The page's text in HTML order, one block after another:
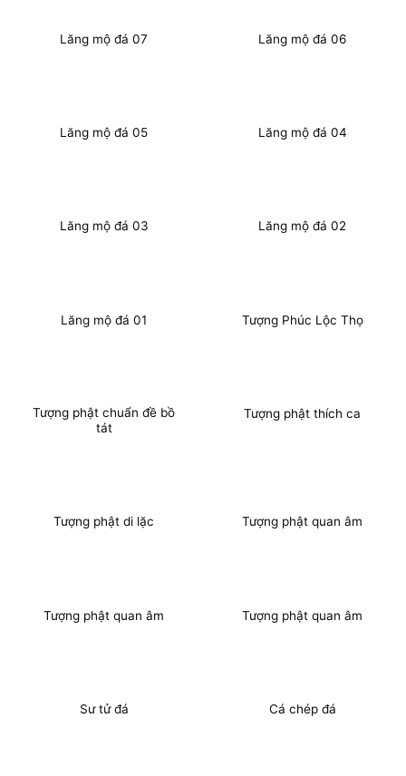
Lăng mộ đá 07 Lăng mộ đá 06
Lăng mộ đá 05 Lăng mộ đá 04
Lăng mộ đá 03 Lăng mộ đá 02
Lăng mộ đá 01 Tượng Phúc Lộc Thọ
Tượng phật chuẩn đề bồ
tát
Tượng phật thích ca
Tượng phật di lặc Tượng phật quan âm
Tượng phật quan âm Tượng phật quan âm
Sư tử đá Cá chép đá